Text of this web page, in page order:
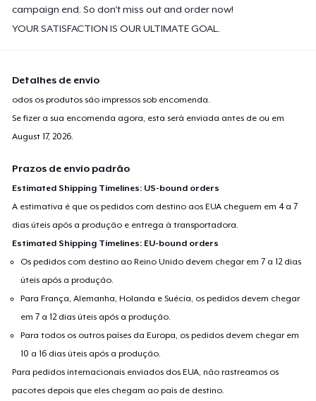
campaign end. So don't miss out and order now!
YOUR SATISFACTION IS OUR ULTIMATE GOAL.
Detalhes de envio
odos os produtos são impressos sob encomenda.
Se fizer a sua encomenda agora, esta será enviada antes de ou em
August 17, 2026.
Prazos de envio padrão
Estimated Shipping Timelines: US-bound orders
A estimativa é que os pedidos com destino aos EUA cheguem em 4 a 7
dias úteis após a produção e entrega à transportadora.
Estimated Shipping Timelines: EU-bound orders
Os pedidos com destino ao Reino Unido devem chegar em 7 a 12 dias
úteis após a produção.
Para França, Alemanha, Holanda e Suécia, os pedidos devem chegar
em 7 a 12 dias úteis após a produção.
Para todos os outros países da Europa, os pedidos devem chegar em
10 a 16 dias úteis após a produção.
Para pedidos internacionais enviados dos EUA, não rastreamos os
pacotes depois que eles chegam ao país de destino.